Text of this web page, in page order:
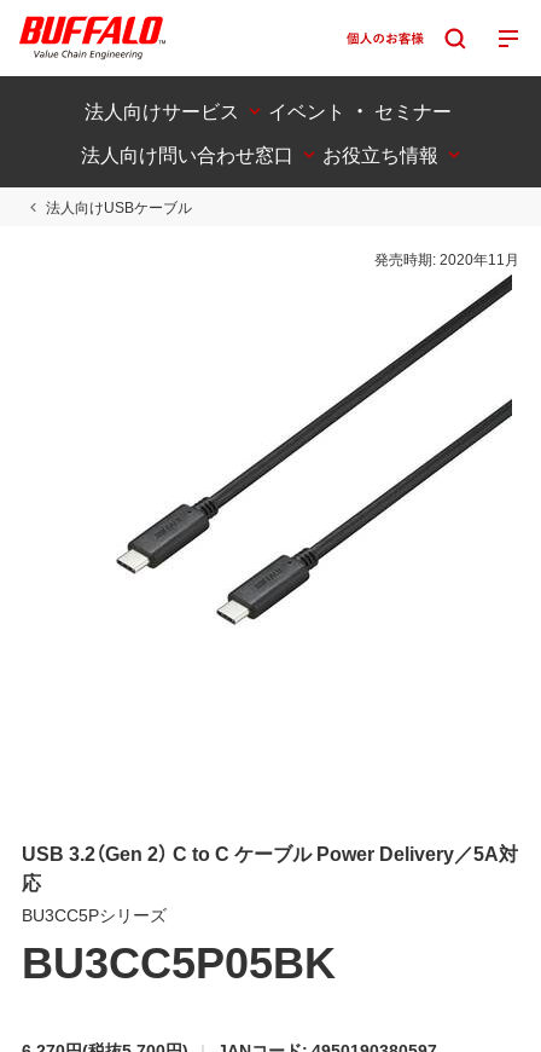
法人向けサービス
イベント ・ セミナー
法人向け問い合わせ窓口
お役立ち情報
法人向けUSBケーブル
発売時期:2020年11月
USB 3.2（Gen 2） C to C ケーブル Power Delivery／5A対
応
BU3CC5Pシリーズ
BU3CC5P05BK